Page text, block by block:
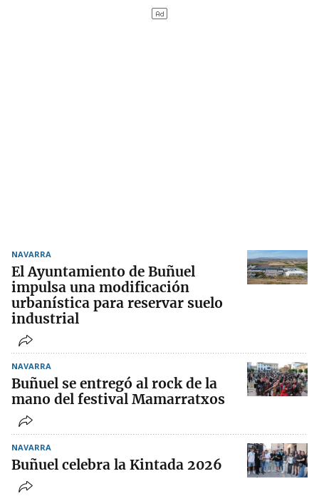
NAVARRA
El Ayuntamiento de Buñuel
impulsa una modificación
urbanística para reservar suelo
industrial
NAVARRA
Buñuel se entregó al rock de la
mano del festival Mamarratxos
NAVARRA
Buñuel celebra la Kintada 2026